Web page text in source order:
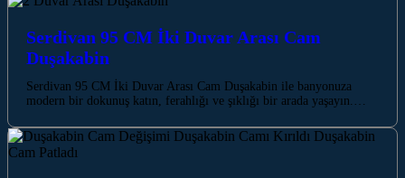
Serdivan 95 CM İki Duvar Arası Cam
Duşakabin
Serdivan 95 CM İki Duvar Arası Cam Duşakabin ile banyonuza
modern bir dokunuş katın, ferahlığı ve şıklığı bir arada yaşayın.…